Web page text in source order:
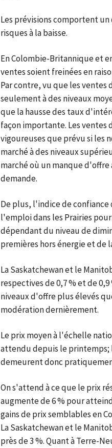
Les prévisions comportent
risques à la baisse.
En Colombie-Britannique et
ventes soient freinées en
Par contre, vu que les
seulement à des niveaux
que la hausse des taux
façon importante. Les
vigoureuses que prévu si les
marché à des niveaux
marché où un manque d'offre
demande.
De plus, l'indice de confiance
l'emploi dans les Prairies
dépendant du niveau de
premières hors énergie et
La Saskatchewan et le
respectives de 0,7 % et de
niveaux d'offre plus élevés
modération dernièrement.
Le prix moyen à l'échelle
attendu depuis le printemps;
demeurent donc
On s'attend à ce que le prix
augmente de 6 % pour
gains de prix semblables en
La Saskatchewan et le
près de 3 %. Quant à Terre-